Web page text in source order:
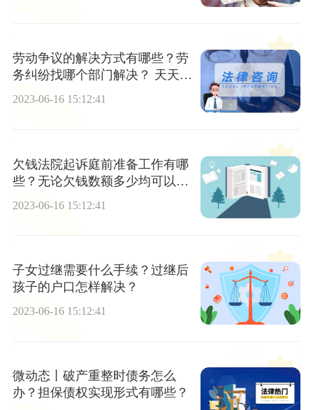
劳动争议的解决方式有哪些？劳
务纠纷找哪个部门解决？ 天天热
议
2023-06-16 15:12:41
欠钱法院起诉庭前准备工作有哪
些？无论欠钱数额多少均可以起
2023-06-16 15:12:41
子女过继需要什么手续？过继后
孩子的户口怎样解决？
2023-06-16 15:12:41
微动态丨破产重整时债务怎么
办？担保债权实现形式有哪些？